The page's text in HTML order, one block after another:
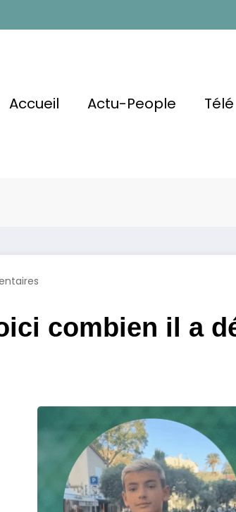
Accueil Actu-People Télé
Il A
De Sa
combien il a